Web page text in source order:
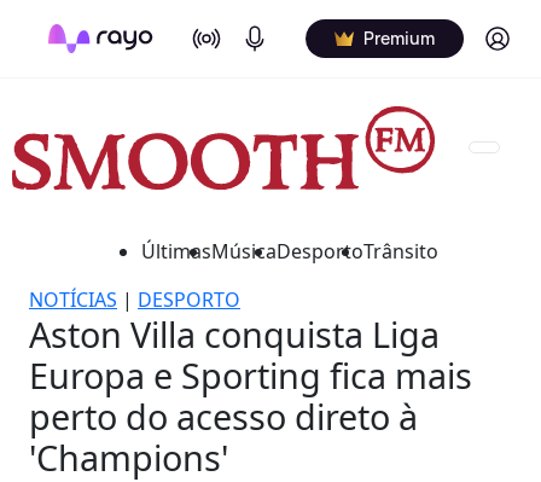
On Air Podcasts Premium Log in
ÚltimasMúsicaDesportoTrânsito
NOTÍCIAS | DESPORTO
Aston Villa conquista Liga
Europa e Sporting fica mais
perto do acesso direto à
'Champions'